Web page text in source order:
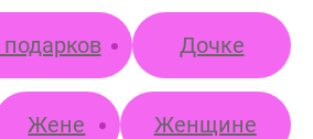
Дочке
Жене Женщине